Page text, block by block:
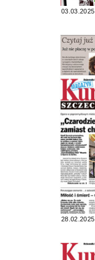
03.03.2025
28.02.2025